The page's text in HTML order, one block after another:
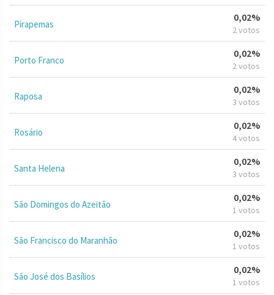
Pirapemas
0,02%
2 votos
Porto Franco
0,02%
2 votos
Raposa
0,02%
3 votos
Rosário
0,02%
4 votos
Santa Helena
0,02%
3 votos
São Domingos do Azeitão
0,02%
1 votos
São Francisco do Maranhão
0,02%
1 votos
São José dos Basílios
0,02%
1 votos